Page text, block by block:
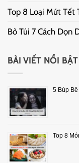
Top 8 Loại Mứt Tết
Bỏ Túi 7 Cách Dọn
BÀI VIẾT NỔI BẬT
5 Búp
Top 8